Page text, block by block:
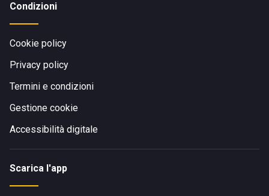
Condizioni
Cookie policy
Privacy policy
Termini e condizioni
Gestione cookie
Accessibilità digitale
Scarica l'app